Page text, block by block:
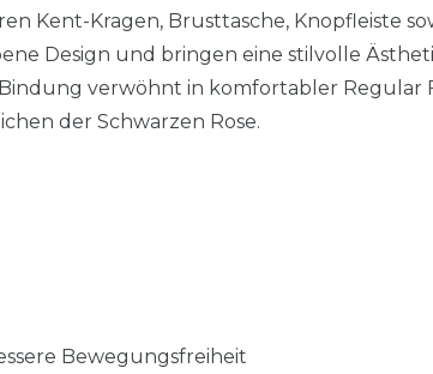
Kent-Kragen, Brusttasche, Knopfleiste
Design und bringen eine stilvolle
verwöhnt in komfortabler Regular
der Schwarzen Rose.
Bewegungsfreiheit